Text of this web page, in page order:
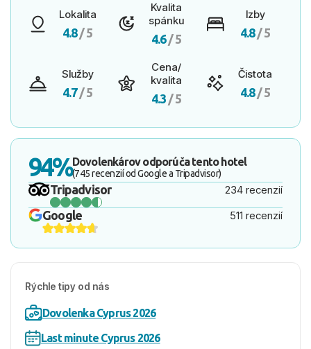
Lokalita
4.8/ 5
Kvalita
spánku
4.6/ 5
Izby
4.8/ 5
Služby
4.7/ 5
Cena/
kvalita
4.3 / 5
Čistota
4.8/ 5
94%Dovolenkárov odporúča tento hotel
(745 recenzií od Google a Tripadvisor)
Tripadvisor 234 recenzií
Google 511 recenzií
Rýchle tipy od nás
Dovolenka Cyprus 2026
Last minute Cyprus 2026